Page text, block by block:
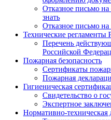
Отказное письмо
знать
Отказное письмо на
Технические регламенты
Перечень
Российской
Пожарная безопасность
Сертификаты
Пожарная
Гигиеническая
Свидетельство о
Экспертное
Нормативно-техническая